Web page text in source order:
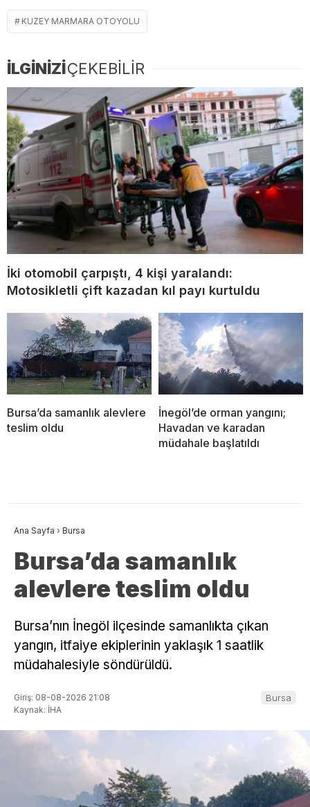
KUZEY MARMARA OTOYOLU
İLGİNİZİÇEKEBİLİR
İki otomobil çarpıştı, 4 kişi yaralandı:
Motosikletli çift kazadan kıl payı kurtuldu
Bursa’da samanlık alevlere
teslim oldu
İnegöl’de orman yangını;
Havadan ve karadan
müdahale başlatıldı
Ana Sayfa › Bursa
Bursa’da samanlık
alevlere teslim oldu
Bursa’nın İnegöl ilçesinde samanlıkta çıkan
yangın, itfaiye ekiplerinin yaklaşık 1 saatlik
müdahalesiyle söndürüldü.
Giriş: 08-08-2026 21:08
Kaynak: İHA
Bursa